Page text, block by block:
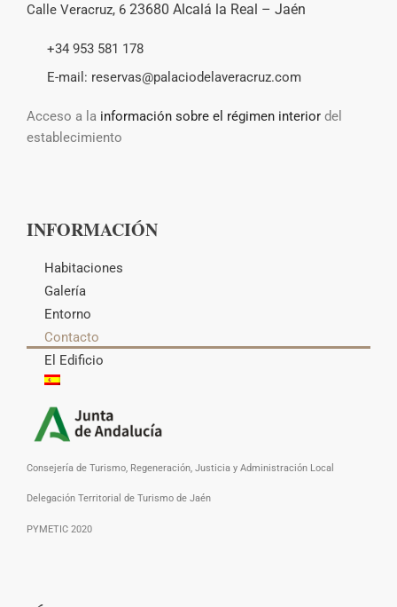
Calle Veracruz, 6 23680 Alcalá la Real – Jaén
+34 953 581 178
E-mail: reservas@palaciodelaveracruz.com
Acceso a la información sobre el régimen interior del
establecimiento
INFORMACIÓN
Habitaciones
Galería
Entorno
Contacto
El Edificio
Consejería de Turismo, Regeneración, Justicia y Administración Local
Delegación Territorial de Turismo de Jaén
PYMETIC 2020